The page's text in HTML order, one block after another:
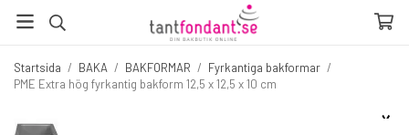
Startsida / BAKA / BAKFORMAR / Fyrkantiga bakformar /
PME Extra hög fyrkantig bakform 12,5 x 12,5 x 10 cm
☓